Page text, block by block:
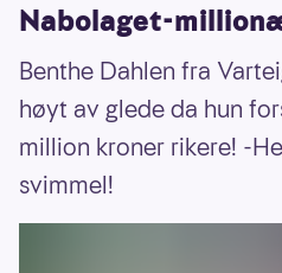
Nabolaget-
Benthe Dahlen fra
høyt av glede da hun
million kroner rikere! -
svimmel!